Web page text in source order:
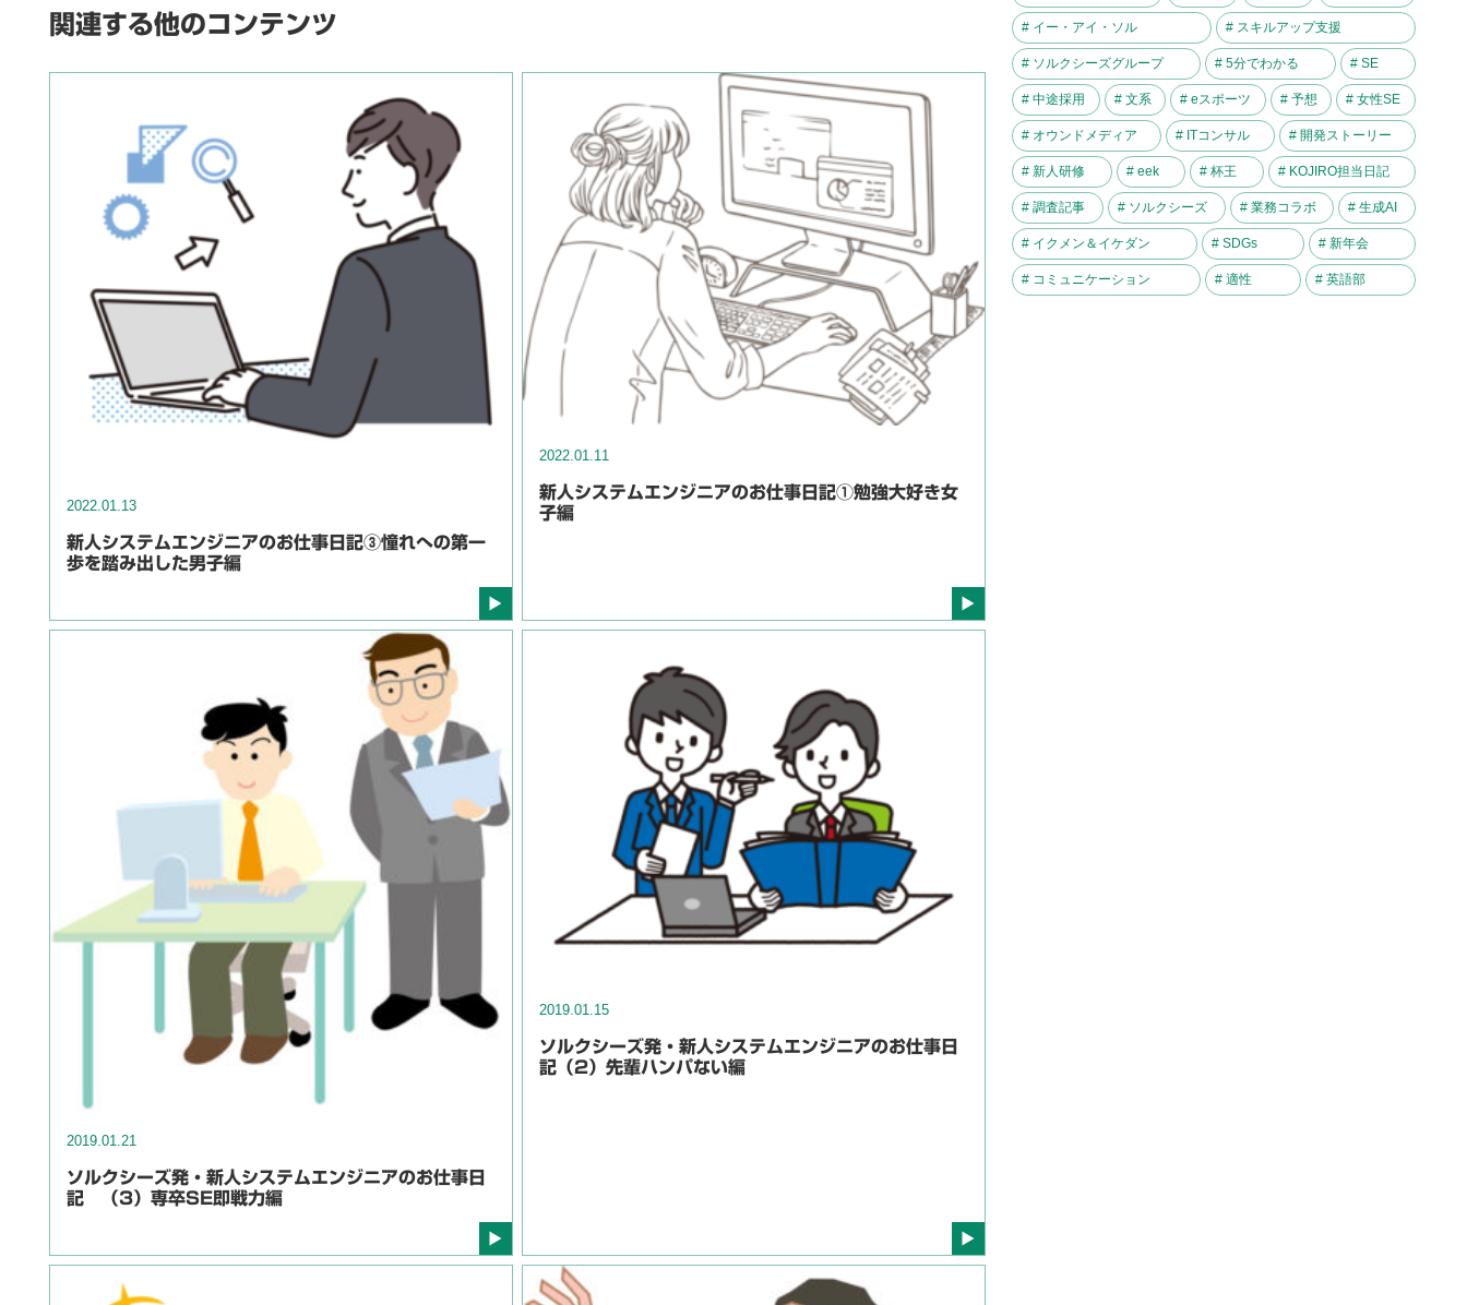
関連する他のコンテンツ
2022.01.13
新人システムエンジニアのお仕事日記③憧れへの第一
歩を踏み出した男子編
2022.01.11
新人システムエンジニアのお仕事日記①勉強大好き女
子編
2019.01.21
ソルクシーズ発・新人システムエンジニアのお仕事日
記 （3）専卒SE即戦力編
2019.01.15
ソルクシーズ発・新人システムエンジニアのお仕事日
記（2）先輩ハンパない編
# イー・アイ・ソル # スキルアップ支援
# ソルクシーズグループ # 5分でわかる # SE
# 中途採用 # 文系 # eスポーツ # 予想 # 女性SE
# オウンドメディア # ITコンサル # 開発ストーリー
# 新人研修 # eek # 杯王 # KOJIRO担当日記
# 調査記事 # ソルクシーズ # 業務コラボ # 生成AI
# イクメン＆イケダン # SDGs # 新年会
# コミュニケーション # 適性 # 英語部